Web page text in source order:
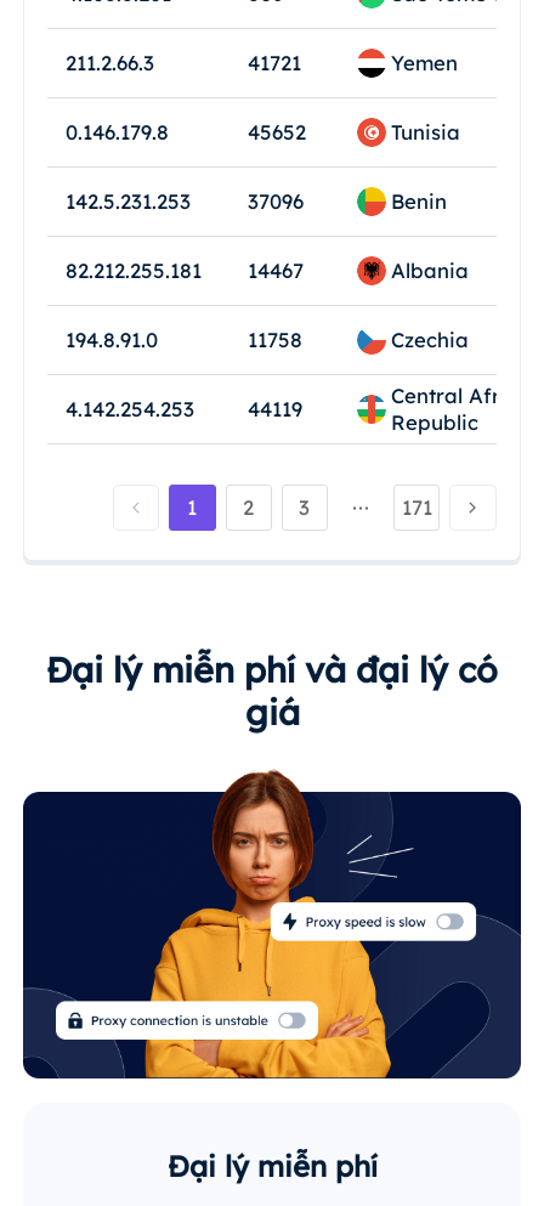
211.2.66.3 41721 Yemen
0.146.179.8 45652 Tunisia
142.5.231.253 37096 Benin
82.212.255.181 14467 Albania
194.8.91.0 11758 Czechia
4.142.254.253 44119
Central African
Republic
1 2 3 171
Đại lý miễn phí và đại lý có
giá
Đại lý miễn phí